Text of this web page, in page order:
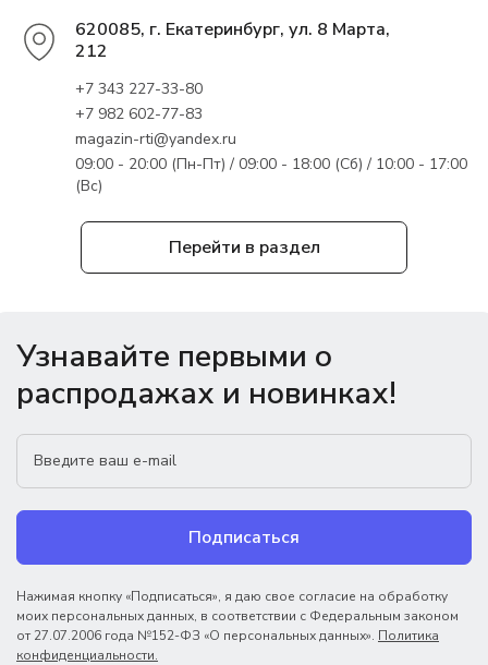
Перейти в раздел
620085, г. Екатеринбург, ул. 8 Марта,
212
+7 343 227-33-80
+7 982 602-77-83
magazin-rti@yandex.ru
09:00 - 20:00 (Пн-Пт) / 09:00 - 18:00 (Сб) / 10:00 - 17:00
(Вс)
Узнавайте первыми о
распродажах и новинках!
Подписаться
Нажимая кнопку «Подписаться», я даю свое согласие на обработку
моих персональных данных, в соответствии с Федеральным законом
от 27.07.2006 года №152-ФЗ «О персональных данных». Политика
конфиденциальности.